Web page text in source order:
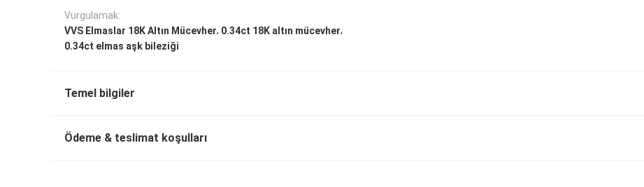
Vurgulamak:
VVS Elmaslar 18K Altın Mücevher, 0.34ct 18K altın mücevher,
0.34ct elmas aşk bileziği
Temel bilgiler
Ödeme & teslimat koşulları